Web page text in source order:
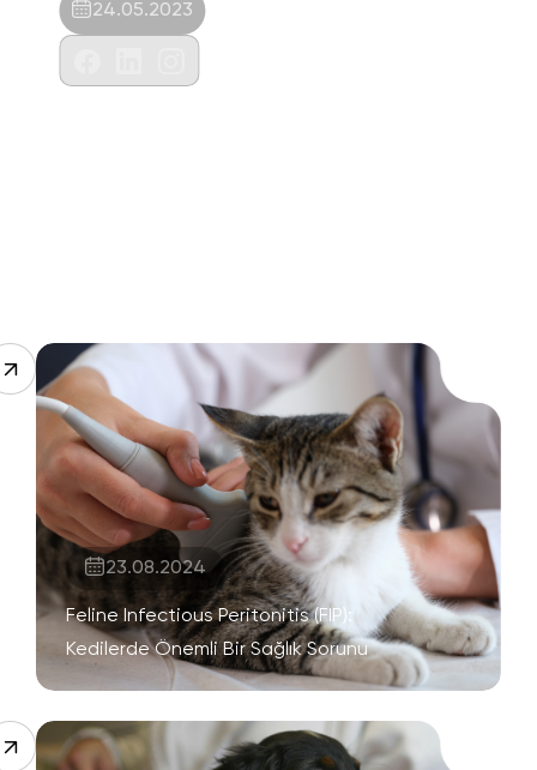
24.05.2023
23.08.2024
Feline Infectious Peritonitis (FIP):
Kedilerde Önemli Bir Sağlık Sorunu